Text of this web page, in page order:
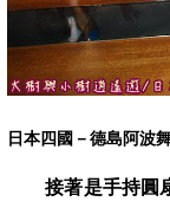
日本四國－德島阿波
接著是手持圓